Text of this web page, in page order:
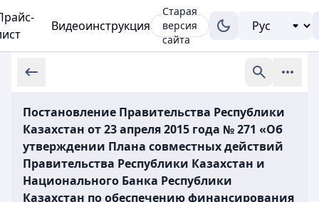
Видеоинструкция
Старая
версия
сайта
Постановление Правительства Республики
Казахстан от 23 апреля 2015 года № 271 «Об
утверждении Плана совместных действий
Правительства Республики Казахстан и
Национального Банка Республики
Казахстан по обеспечению финансирования